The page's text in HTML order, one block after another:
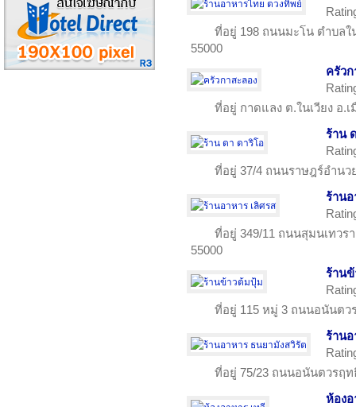
ที่อยู่ 198 ถนนมะโน ตำบลใ
55000
ครัวก
ที่อยู่ กาดแลง ต.ในเวียง อ.
ร้าน
ที่อยู่ 37/4 ถนนราษฎร์อำนว
ร้านอ
ที่อยู่ 349/11 ถนนสุมนเทวร
55000
ร้าน
ที่อยู่ 115 หมู่ 3 ถนนอนันตว
ร้านอ
ที่อยู่ 75/23 ถนนอนันตวรฤท
ห้องอ